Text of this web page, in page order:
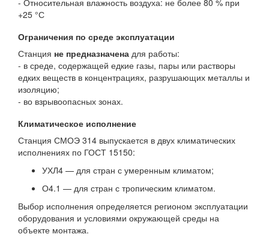
- Относительная влажность воздуха: не более 80 % при
+25 °С
Ограничения по среде эксплуатации
Станция не предназначена для работы:
- в среде, содержащей едкие газы, пары или растворы
едких веществ в концентрациях, разрушающих металлы и
изоляцию;
- во взрывоопасных зонах.
Климатическое исполнение
Станция СМОЭ 314 выпускается в двух климатических
исполнениях по ГОСТ 15150:
УХЛ4 — для стран с умеренным климатом;
О4.1 — для стран с тропическим климатом.
Выбор исполнения определяется регионом эксплуатации
оборудования и условиями окружающей среды на
объекте монтажа.